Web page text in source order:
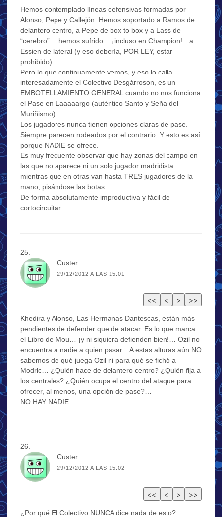
Hemos contemplado líneas defensivas formadas por
Alonso, Pepe y Callejón. Hemos soportado a Ramos de
delantero centro, a Pepe de box to box y a Lass de
“cerebro”… hemos sufrido… ¡incluso en Champion!…a
Essien de lateral (y eso debería, POR LEY, estar
prohibido)…
Pero lo que continuamente vemos, y eso lo calla
interesadamente el Colectivo Desgárroson, es un
EMBOTELLAMIENTO GENERAL cuando no nos funciona
el Pase en Laaaaargo (auténtico Santo y Seña del
Muriñismo).
Los jugadores nunca tienen opciones claras de pase.
Siempre parecen rodeados por el contrario. Y esto es así
porque NADIE se ofrece.
Es muy frecuente observar que hay zonas del campo en
las que no aparece ni un solo jugador madridista
mientras que en otras van hasta TRES jugadores de la
mano, pisándose las botas…
De forma absolutamente improductiva y fácil de
cortocircuitar.
Custer
29/12/2012 A LAS 15:01
Khedira y Alonso, Las Hermanas Dantescas, están más
pendientes de defender que de atacar. Es lo que marca
el Libro de Mou… ¡y ni siquiera defienden bien!… Ozil no
encuentra a nadie a quien pasar…A estas alturas aún NO
sabemos de qué juega Ozil ni para qué se fichó a
Modric… ¿Quién hace de delantero centro? ¿Quién fija a
los centrales? ¿Quién ocupa el centro del ataque para
ofrecer, al menos, una opción de pase?…
NO HAY NADIE.
Custer
29/12/2012 A LAS 15:02
¿Por qué El Colectivo NUNCA dice nada de esto?